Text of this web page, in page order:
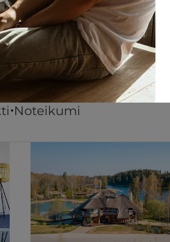
Noteikumi
piedāvājumi:
TOP piedāvājumus